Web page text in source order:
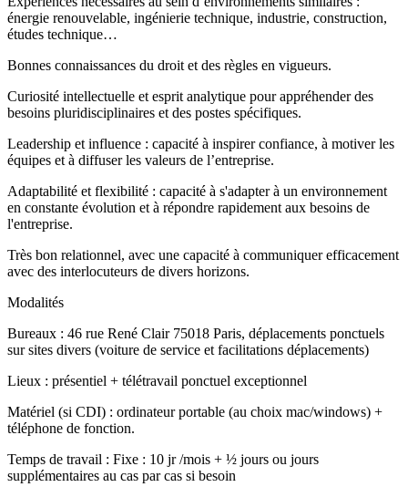
énergie renouvelable, ingénierie technique, industrie, construction,
études technique…
Bonnes connaissances du droit et des règles en vigueurs.
Curiosité intellectuelle et esprit analytique pour appréhender des
besoins pluridisciplinaires et des postes spécifiques.
Leadership et influence : capacité à inspirer confiance, à motiver les
équipes et à diffuser les valeurs de l’entreprise.
Adaptabilité et flexibilité : capacité à s'adapter à un environnement
en constante évolution et à répondre rapidement aux besoins de
l'entreprise.
Très bon relationnel, avec une capacité à communiquer efficacement
avec des interlocuteurs de divers horizons.
Modalités
Bureaux : 46 rue René Clair 75018 Paris, déplacements ponctuels
sur sites divers (voiture de service et facilitations déplacements)
Lieux : présentiel + télétravail ponctuel exceptionnel
Matériel (si CDI) : ordinateur portable (au choix mac/windows) +
téléphone de fonction.
Temps de travail : Fixe : 10 jr /mois + ½ jours ou jours
supplémentaires au cas par cas si besoin